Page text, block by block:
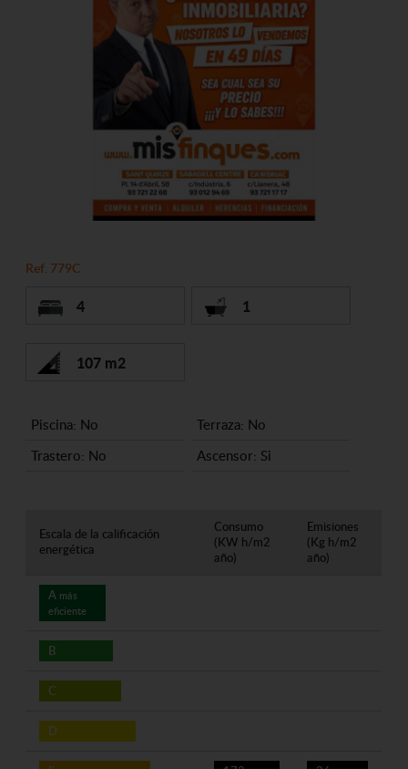
Ref. 779C
4 1
107 m2
Piscina: No
Terraza: No
Trastero: No
Ascensor: Si
Escala de la calificación
energética
Consumo
(KW h/m2
año)
Emisiones
(Kg h/m2
año)
A más
eficiente
B
C
D